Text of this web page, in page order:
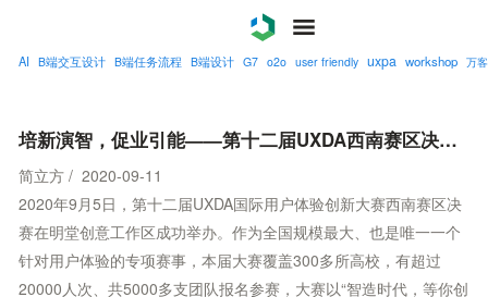
案例
服务
关于
联系
AI B端交互设计 B端任务流程 B端设计 G7 o2o user friendly uxpa workshop 万
培新演智，促业引能——第十二届UXDA西南赛区决赛成功举办
简立方 / 2020-09-11
​2020年9月5日，第十二届UXDA国际用户体验创新大赛西南赛区决
赛在明堂创意工作区成功举办。作为全国规模最大、也是唯一一个
针对用户体验的专项赛事，本届大赛覆盖300多所高校，有超过
20000人次、共5000多支团队报名参赛，大赛以“智造时代，等你创